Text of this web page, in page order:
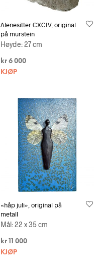
Alenesitter CXCIV, original
på murstein
Høyde: 27 cm
kr6 000
KJØP
«håp juli», original på
metall
Mål: 22 x 35 cm
kr11 000
KJØP